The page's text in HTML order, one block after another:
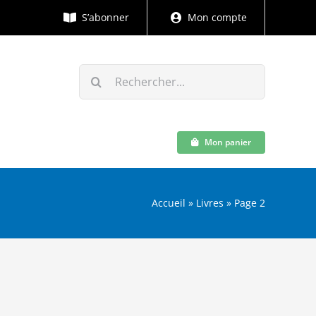
S’abonner Mon compte
Rechercher:
Mon panier
Accueil » Livres » Page 2